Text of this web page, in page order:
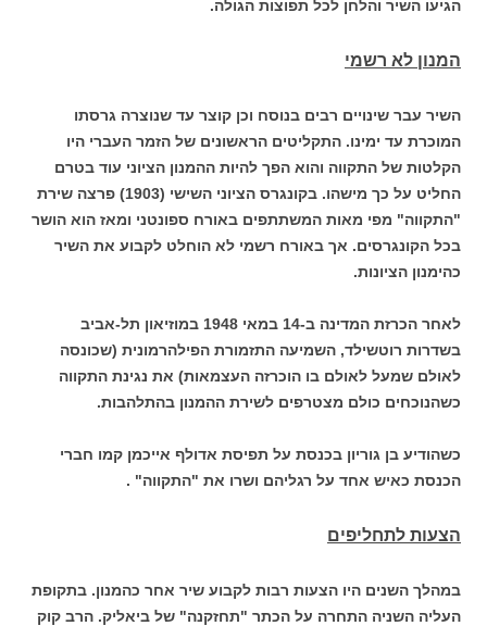
הגיעו השיר והלחן לכל תפוצות הגולה.
המנון לא רשמי
השיר עבר שינויים רבים בנוסח וכן קוצר עד שנוצרה גרסתו
המוכרת עד ימינו. התקליטים הראשונים של הזמר העברי היו
הקלטות של התקווה והוא הפך להיות ההמנון הציוני עוד בטרם
החליט על כך מישהו. בקונגרס הציוני השישי (1903) פרצה שירת
"התקווה" מפי מאות המשתתפים באורח ספונטני ומאז הוא הושר
בכל הקונגרסים. אך באורח רשמי לא הוחלט לקבוע את השיר
כהימנון הציונות.
לאחר הכרזת המדינה ב-14 במאי 1948 במוזיאון תל-אביב
בשדרות רוטשילד, השמיעה התזמורת הפילהרמונית (שכונסה
לאולם שמעל לאולם בו הוכרזה העצמאות) את נגינת התקווה
כשהנוכחים כולם מצטרפים לשירת ההמנון בהתלהבות.
כשהודיע בן גוריון בכנסת על תפיסת אדולף אייכמן קמו חברי
הכנסת כאיש אחד על רגליהם ושרו את "התקווה" .
הצעות לתחליפים
במהלך השנים היו הצעות רבות לקבוע שיר אחר כהמנון. בתקופת
העליה השניה התחרה על הכתר "תחזקנה" של ביאליק. הרב קוק